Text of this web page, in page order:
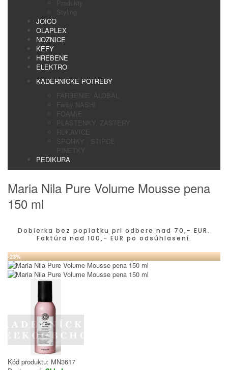
Produkty
Styling
JOICO
OLAPLEX
NOZNICE
KEFY
HREBENE
ELEKTRO
KADERNICKE POTREBY
FARBENIE/ ALOBAL
Farby NASHI
FOAMIE
PLASTENKY, ZASTERY
RUKAVICE
SPONKY , STIPCE ,
PINETKY
PEDIKURA
Maria Nila Pure Volume Mousse pena
150 ml
Dobierka bez poplatku pri odbere nad 70,- EUR.
Faktúra nad 100,- EUR po odsúhlasení.
-23%
Kód produktu: MN3617